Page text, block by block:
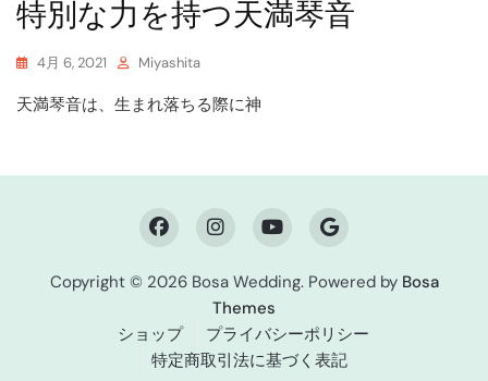
特別な力を持つ天満琴音
4月 6, 2021 Miyashita
天満琴音は、生まれ落ちる際に神
Copyright © 2026 Bosa Wedding. Powered by Bosa
Themes
ショップ
プライバシーポリシー
特定商取引法に基づく表記